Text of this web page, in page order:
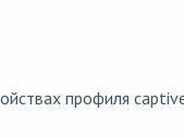
профиля